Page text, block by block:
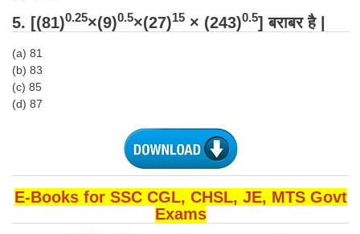
CHSL Syllabus
CHSL Sample Paper
CHSL Study Notes
Stenographers Grade 'C&D'
5. [(81)0.25×(9)0.5×(27)15 × (243)0.5] बराबरहै |
(a) 81
(b) 83
(c) 85
(d) 87
E-Books for SSC CGL, CHSL, JE, MTS Govt
Exams